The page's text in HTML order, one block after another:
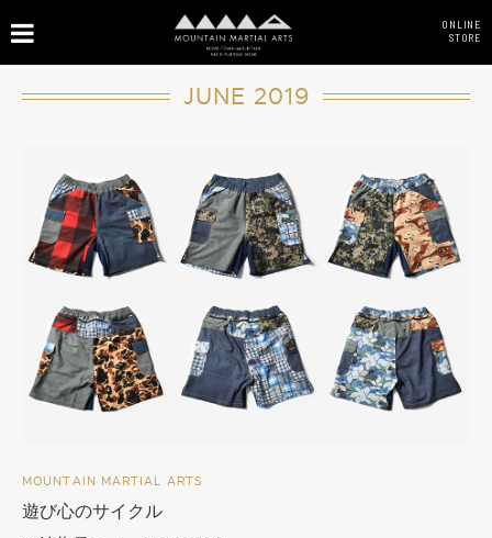
ONLINE
STORE
JUNE 2019
MOUNTAIN MARTIAL ARTS
遊び心のサイクル